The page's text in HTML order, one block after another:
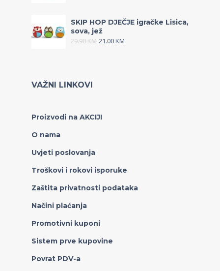
SKIP HOP DJEČJE igračke Lisica,
sova, jež
29.90KM 21.00KM
VAŽNI LINKOVI
Proizvodi na AKCIJI
O nama
Uvjeti poslovanja
Troškovi i rokovi isporuke
Zaštita privatnosti podataka
Načini plaćanja
Promotivni kuponi
Sistem prve kupovine
Povrat PDV-a